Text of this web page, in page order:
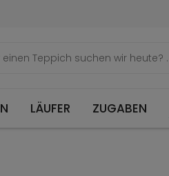
LÄUFER ZUGABEN